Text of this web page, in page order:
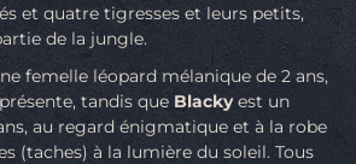
et quatre tigresses et leurs petits,
de la jungle.
femelle léopard mélanique de 2 ans,
tandis que Blackyest un
au regard énigmatique et à la robe
(taches) à la lumière du soleil. Tous